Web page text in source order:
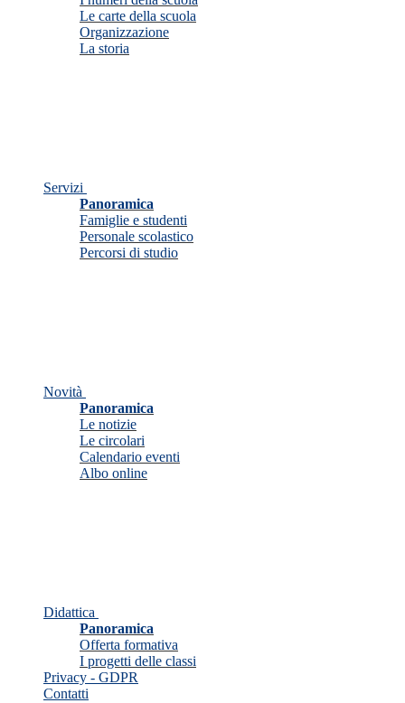
Le carte della scuola
Organizzazione
La storia
Servizi
Panoramica
Famiglie e studenti
Personale scolastico
Percorsi di studio
Novità
Panoramica
Le notizie
Le circolari
Calendario eventi
Albo online
Didattica
Panoramica
Offerta formativa
I progetti delle classi
Privacy - GDPR
Contatti